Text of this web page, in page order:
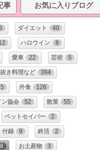
事 お気に入りブログ
ダイエット 40
ハロウイン 8
愛車 22 芸術 5
き料理など 394
5 外食 126
ン協会 52 散策 55
ペットセイバー 2
付録 9 終活 2
8 お土産物 3